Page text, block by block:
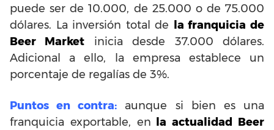
puede ser de 10.000, de 25.000 o de 75.000
dólares. La inversión total de
la franquicia de
Beer Market inicia desde 37.000 dólares.
Adicional a ello, la empresa establece un
porcentaje de regalías de 3%.
Puntos en contra: aunque si bien es una
franquicia exportable, en la actualidad Beer